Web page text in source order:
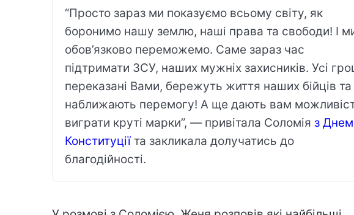
“Просто зараз ми показуємо всьому світу, як
боронимо нашу землю, наші права та свободи! І
обов’язково переможемо. Саме зараз час
підтримати ЗСУ, наших мужніх захисників. Усі
переказані Вами, бережуть життя наших бійців та
наближають перемогу! А ще дають вам
виграти круті марки”, — привітала Соломія з Днем
Конституціїта закликала долучатись до
благодійності.